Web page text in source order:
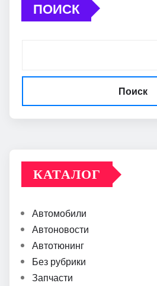
ПОИСК
Поиск
КАТАЛОГ
Автомобили
Автоновости
Автотюнинг
Без рубрики
Запчасти